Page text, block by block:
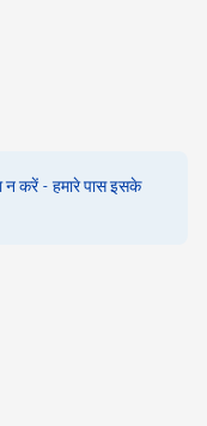
न करें - हमारे पास इसके